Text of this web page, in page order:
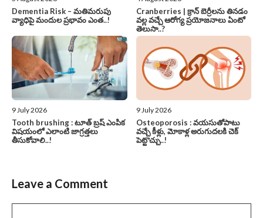
Dementia Risk – మతిమరుపు
వ్యాధిపై మందుల ప్రభావం ఎంత..!
Cranberries | క్రాన్ బెర్రీల‌ను తిన‌డం
వ‌ల్ల వచ్చే ఆరోగ్య ప్రయోజనాలు ఏంటో
తెలుసా..?
9 July 2026
Tooth brushing : టూత్ బ్రష్ ఎంపిక
విషయంలో ఎలాంటి జాగ్రత్తలు
తీసుకోవాలి..!
9 July 2026
Osteoporosis : వయసుతోపాటు
వచ్చే కీళ్లు, మోకాళ్ల అరుగుదలకి చెక్
పెట్టొచ్చు..!
Leave a Comment